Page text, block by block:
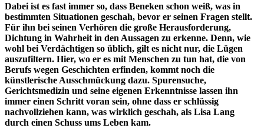
Dabei ist es fast immer so, dass Beneken schon weiß, was in
bestimmten Situationen geschah, bevor er seinen Fragen stellt.
Für ihn bei seinen Verhören die große Herausforderung,
Dichtung in Wahrheit in den Aussagen zu erkenne. Denn, wie
wohl bei Verdächtigen so üblich, gilt es nicht nur, die Lügen
auszufiltern. Hier, wo er es mit Menschen zu tun hat, die von
Berufs wegen Geschichten erfinden, kommt noch die
künstlerische Ausschmückung dazu. Spurensuche,
Gerichtsmedizin und seine eigenen Erkenntnisse lassen ihn
immer einen Schritt voran sein, ohne dass er schlüssig
nachvollziehen kann, was wirklich geschah, als Lisa Lang
durch einen Schuss ums Leben kam.